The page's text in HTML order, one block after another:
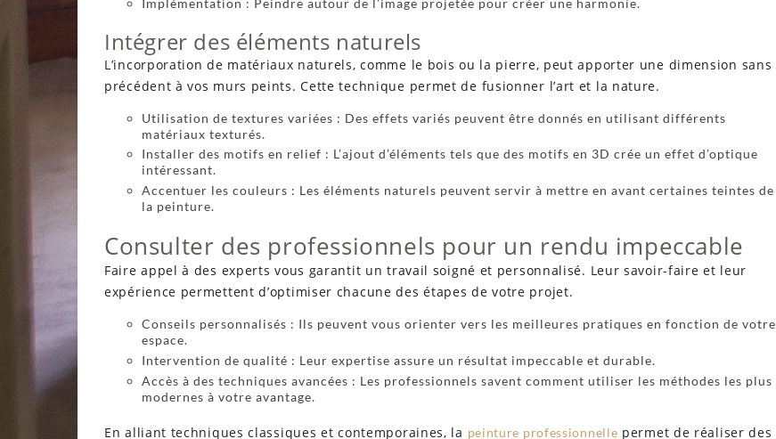
Intégrer des éléments naturels
L’incorporation de matériaux naturels, comme le bois ou la pierre, peut apporter une dimension sans
précédent à vos murs peints. Cette technique permet de fusionner l’art et la nature.
Utilisation de textures variées : Des effets variés peuvent être donnés en utilisant différents
matériaux texturés.
Installer des motifs en relief : L’ajout d’éléments tels que des motifs en 3D crée un effet d’optique
intéressant.
Accentuer les couleurs : Les éléments naturels peuvent servir à mettre en avant certaines teintes de
la peinture.
Consulter des professionnels pour un rendu impeccable
Faire appel à des experts vous garantit un travail soigné et personnalisé. Leur savoir-faire et leur
expérience permettent d’optimiser chacune des étapes de votre projet.
Conseils personnalisés : Ils peuvent vous orienter vers les meilleures pratiques en fonction de votre
espace.
Intervention de qualité : Leur expertise assure un résultat impeccable et durable.
Accès à des techniques avancées : Les professionnels savent comment utiliser les méthodes les plus
modernes à votre avantage.
En alliant techniques classiques et contemporaines, la peinture professionnelle permet de réaliser des